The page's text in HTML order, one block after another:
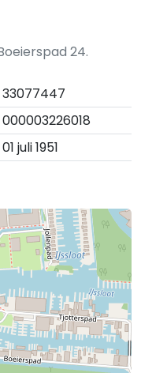
24.
33077447
000003226018
01 juli 1951